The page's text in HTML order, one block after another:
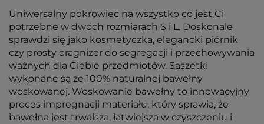
Uniwersalny pokrowiec na wszystko co jest Ci
potrzebne w dwóch rozmiarach S i L. Doskonale
sprawdzi się jako kosmetyczka, elegancki piórnik
czy prosty oragnizer do segregacji i przechowywania
ważnych dla Ciebie przedmiotów. Saszetki
wykonane są ze 100% naturalnej bawełny
woskowanej. Woskowanie bawełny to innowacyjny
proces impregnacji materiału, który sprawia, że
bawełna jest trwalsza, łatwiejsza w czyszczeniu i